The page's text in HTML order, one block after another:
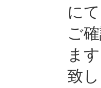
に
ご
ま
致